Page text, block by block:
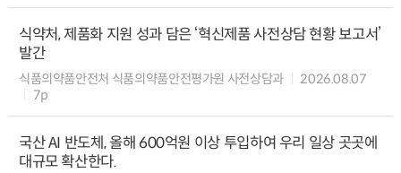
식약처, 제품화 지원 성과 담은 ‘혁신제품 사전상담 현황 보고서’
발간
식품의약품안전처 식품의약품안전평가원 사전상담과
2026.08.07
7p
국산 AI 반도체, 올해 600억원 이상 투입하여 우리 일상 곳곳에
대규모 확산한다.